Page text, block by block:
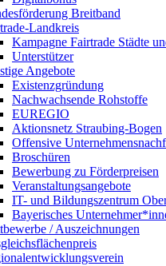
Breitband
Landkreis
Kampagne Fairtrade Städte
Unterstützer
Angebote
Existenzgründung
Nachwachsende Rohstoffe
EUREGIO
Aktionsnetz Straubing-Bogen
Offensive
Broschüren
Bewerbung zu Förderpreisen
Veranstaltungsangebote
IT- und Bildungszentrum
Bayerisches
/ Auszeichnungen